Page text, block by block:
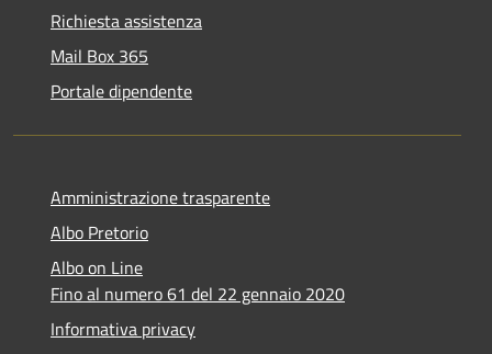
Richiesta assistenza
Mail Box 365
Portale dipendente
Amministrazione trasparente
Albo Pretorio
Albo on Line
Fino al numero 61 del 22 gennaio 2020
Informativa privacy